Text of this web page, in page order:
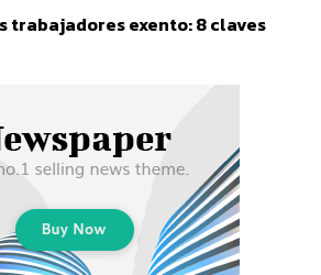
trabajadores exento: 8 claves